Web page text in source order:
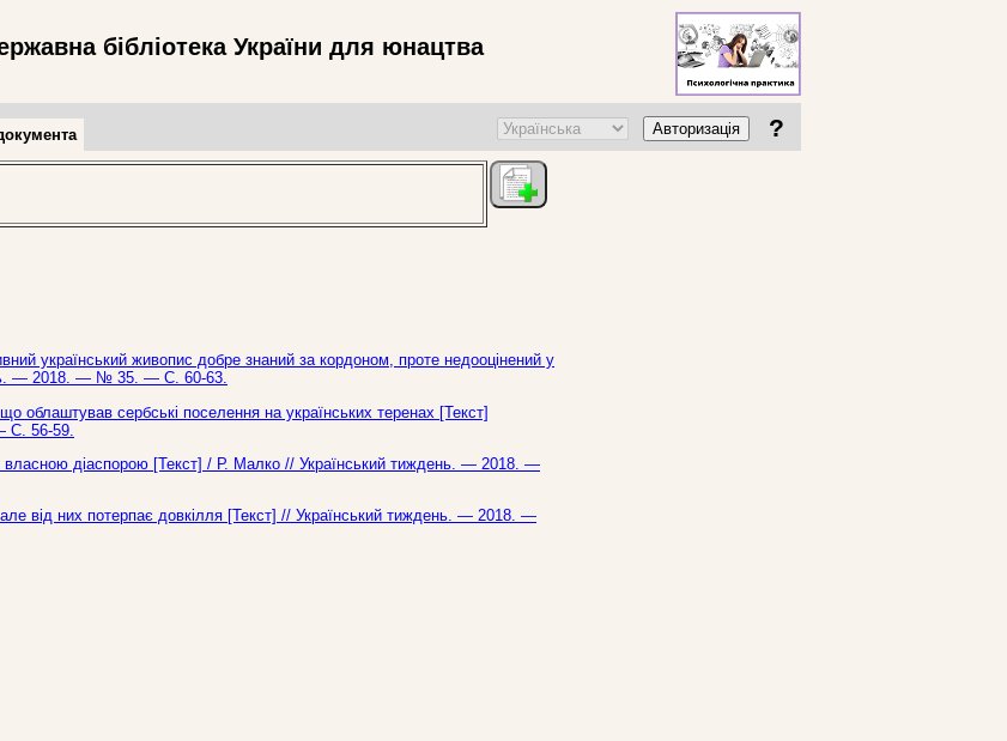
бібліотека України для юнацтва
Авторизація ?
український живопис добре знаний за кордоном, проте недооцінений у
— 2018. — № 35. — С. 60-63.
облаштував сербські поселення на українських теренах [Текст]
С. 56-59.
власною діаспорою [Текст] / Р. Малко // Український тиждень. — 2018. —
від них потерпає довкілля [Текст] // Український тиждень. — 2018. —